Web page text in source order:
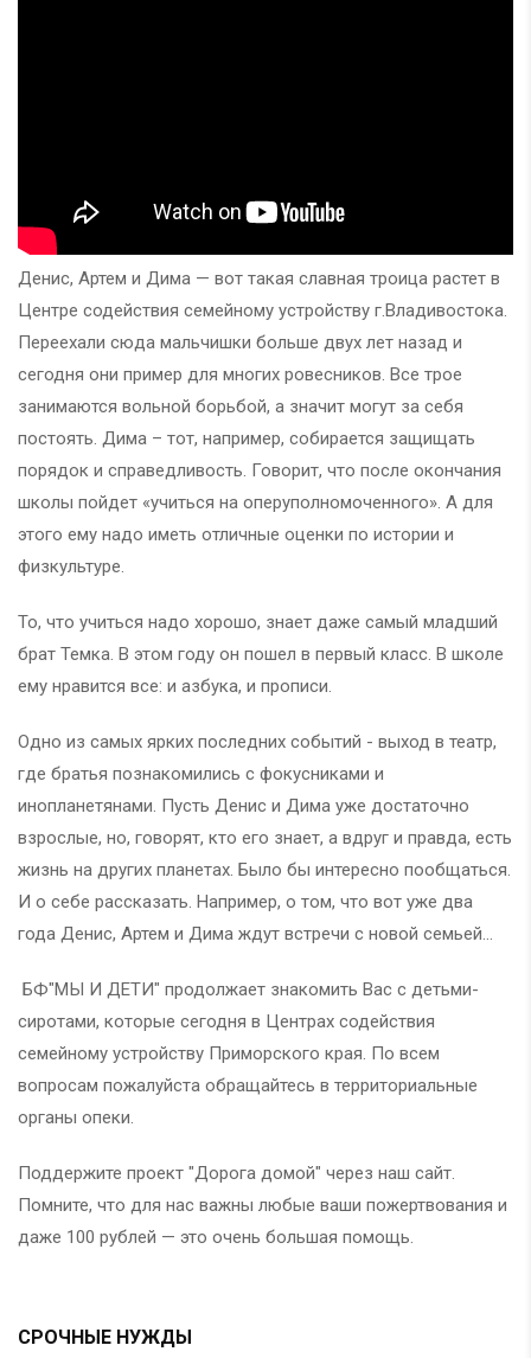
Денис, Артем и Дима — вот такая славная троица растет в
Центре содействия семейному устройству г.Владивостока.
Переехали сюда мальчишки больше двух лет назад и
сегодня они пример для многих ровесников. Все трое
занимаются вольной борьбой, а значит могут за себя
постоять. Дима – тот, например, собирается защищать
порядок и справедливость. Говорит, что после окончания
школы пойдет «учиться на оперуполномоченного». А для
этого ему надо иметь отличные оценки по истории и
физкультуре.
То, что учиться надо хорошо, знает даже самый младший
брат Темка. В этом году он пошел в первый класс. В школе
ему нравится все: и азбука, и прописи.
Одно из самых ярких последних событий - выход в театр,
где братья познакомились с фокусниками и
инопланетянами. Пусть Денис и Дима уже достаточно
взрослые, но, говорят, кто его знает, а вдруг и правда, есть
жизнь на других планетах. Было бы интересно пообщаться.
И о себе рассказать. Например, о том, что вот уже два
года Денис, Артем и Дима ждут встречи с новой семьей...
БФ"МЫ И ДЕТИ" продолжает знакомить Вас с детьми-
сиротами, которые сегодня в Центрах содействия
семейному устройству Приморского края. По всем
вопросам пожалуйста обращайтесь в территориальные
органы опеки.
Поддержите проект "Дорога домой" через наш сайт.
Помните, что для нас важны любые ваши пожертвования и
даже 100 рублей — это очень большая помощь.
СРОЧНЫЕ НУЖДЫ